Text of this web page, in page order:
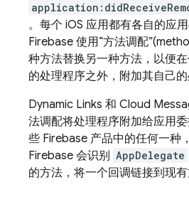
。每个 iOS 应用都有各自的应
Firebase 使用“方法调配
种方法替换另一种方法，以便
的处理程序之外，附加其自己
Dynamic Links 和 Cloud
法调配将处理程序附加给应用
些 Firebase 产品中的任何一种
Firebase 会识别 AppDelegate
的方法，将一个回调链接到现有